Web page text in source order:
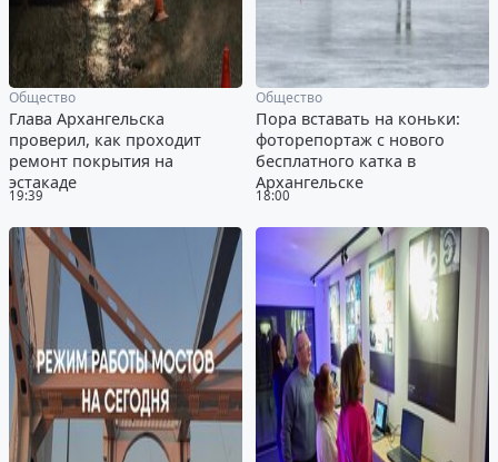
19:39
Общество
Глава Архангельска
проверил, как проходит
ремонт покрытия на
эстакаде
18:00
Общество
Пора вставать на коньки:
фоторепортаж с нового
бесплатного катка в
Архангельске